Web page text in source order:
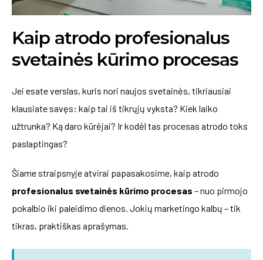
Kaip atrodo profesionalus
svetainės kūrimo procesas
Jei esate verslas, kuris nori naujos svetainės, tikriausiai
klausiate savęs: kaip tai iš tikrųjų vyksta? Kiek laiko
užtrunka? Ką daro kūrėjai? Ir kodėl tas procesas atrodo toks
paslaptingas?
Šiame straipsnyje atvirai papasakosime, kaip atrodo
profesionalus svetainės kūrimo procesas – nuo pirmojo
pokalbio iki paleidimo dienos. Jokių marketingo kalbų – tik
tikras, praktiškas aprašymas.